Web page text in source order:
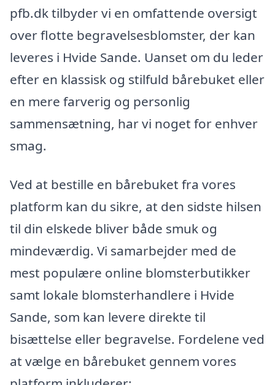
pfb.dk tilbyder vi en omfattende oversigt
over flotte begravelsesblomster, der kan
leveres i Hvide Sande. Uanset om du leder
efter en klassisk og stilfuld bårebuket eller
en mere farverig og personlig
sammensætning, har vi noget for enhver
smag.
Ved at bestille en bårebuket fra vores
platform kan du sikre, at den sidste hilsen
til din elskede bliver både smuk og
mindeværdig. Vi samarbejder med de
mest populære online blomsterbutikker
samt lokale blomsterhandlere i Hvide
Sande, som kan levere direkte til
bisættelse eller begravelse. Fordelene ved
at vælge en bårebuket gennem vores